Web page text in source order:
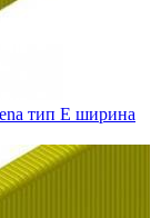
тип E ширина